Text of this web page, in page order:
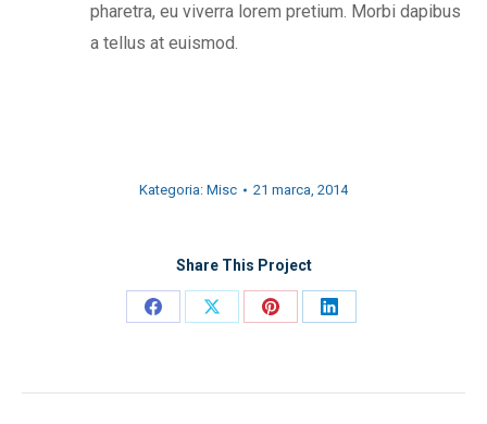
pharetra, eu viverra lorem pretium. Morbi dapibus
a tellus at euismod.
Kategoria: Misc 21 marca, 2014
Share This Project
Share
Share
Share
Share